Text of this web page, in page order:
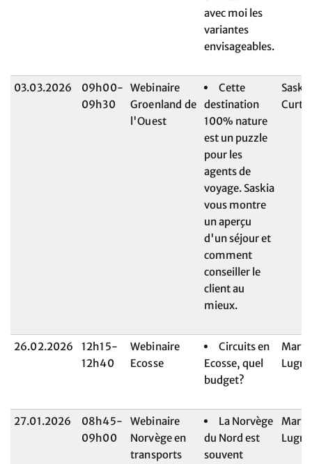
avec moi les
variantes
envisageables.
03.03.2026
09h00-
09h30
Webinaire
Groenland de
l'Ouest
Cette
destination
100% nature
est un puzzle
pour les
agents de
voyage. Saskia
vous montre
un aperçu
d'un séjour et
comment
conseiller le
client au
mieux.
Saskia
26.02.2026
12h15-
12h40
Webinaire
Ecosse
Circuits en
Ecosse, quel
budget?
27.01.2026
08h45-
09h00
Webinaire
Norvège en
transports
La Norvège
du Nord est
souvent